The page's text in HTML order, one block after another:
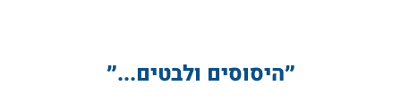
״היסוסים ולבטים...״